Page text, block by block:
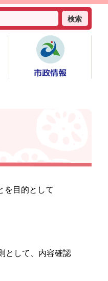
検索
市政情報
を目的として
として、内容確認